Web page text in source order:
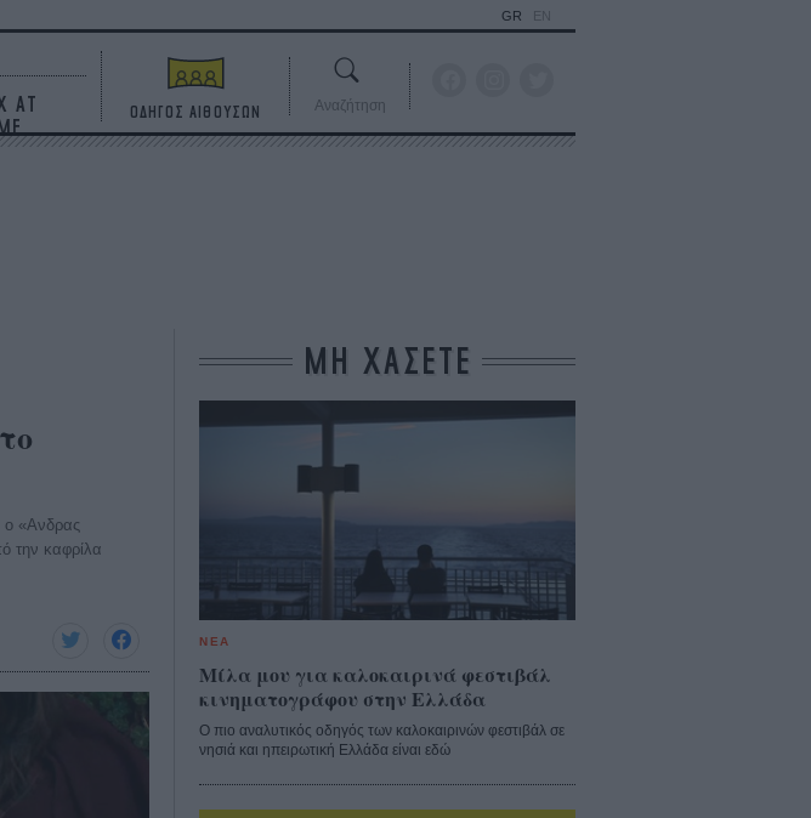
AT
GR EN
ΟΔΗΓΟΣ ΑΙΘΟΥΣΩΝ Αναζήτηση
ο «Aνδρας
την καφρίλα
ΜΗ ΧΑΣΕΤΕ
ΝΕΑ
Μίλα μου για καλοκαιρινά φεστιβάλ
κινηματογράφου στην Ελλάδα
Ο πιο αναλυτικός οδηγός των καλοκαιρινών φεστιβάλ σε
νησιά και ηπειρωτική Ελλάδα είναι εδώ